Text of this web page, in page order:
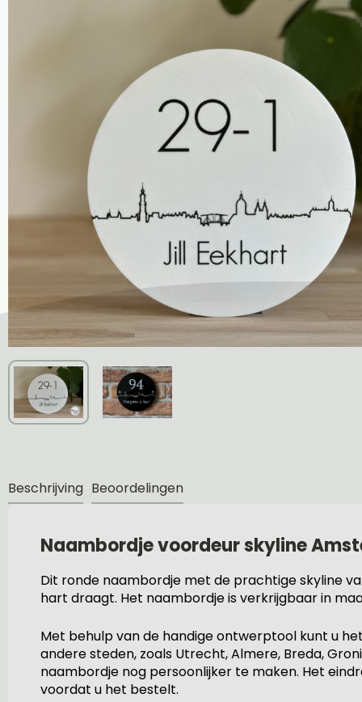
Beschrijving Beoordelingen
Naambordje voordeur skyline
Dit ronde naambordje met de prachtige skyline
hart draagt. Het naambordje is verkrijgbaar in
Met behulp van de handige ontwerptool kunt u
andere steden, zoals Utrecht, Almere, Breda,
naambordje nog persoonlijker te maken. Het
voordat u het bestelt.